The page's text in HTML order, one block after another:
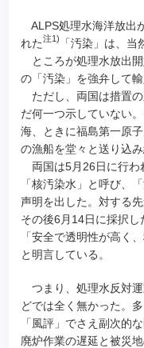
ALPS処理水海洋放出
れた注1)
「汚染」は、当
ところが処理水放出
の「汚染」を強弁して輸
ただし、両国は措置
だ何一つ示していない
海、ときに福島第一原
の漁船を堂々と送り込
両国は5月26日に行わ
「核汚染水」と呼び、
声明を出した。対する
その後6月14日に採択
「安全で透明性が高く
と明言している。
つまり、処理水反対
どでは全く無かった。
「風評」でさえ副次的
廃炉作業の遅延と被災